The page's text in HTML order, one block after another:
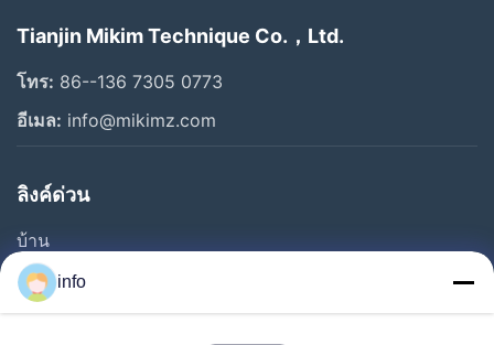
Tianjin Mikim Technique Co.，Ltd.
โทร: 86--136 7305 0773
อีเมล: info@mikimz.com
ลิงค์ด่วน
บ้าน
สินค้า
รายการ VR
info